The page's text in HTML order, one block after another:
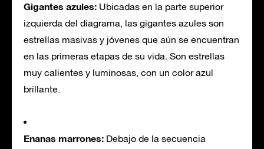
Gigantes azules: Ubicadas en la parte superior
izquierda del diagrama, las gigantes azules son
estrellas masivas y jóvenes que aún se encuentran
en las primeras etapas de su vida. Son estrellas
muy calientes y luminosas, con un color azul
brillante.
Enanas marrones: Debajo de la secuencia